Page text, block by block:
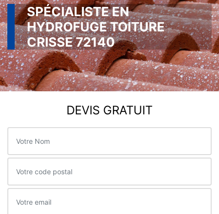
SPÉCIALISTE EN
HYDROFUGE TOITURE
CRISSE 72140
DEVIS GRATUIT